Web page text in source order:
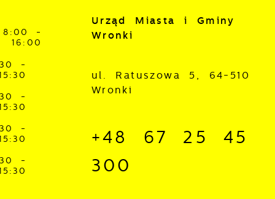
8:00 -
16:00
-
-
-
-
Urząd Miasta i Gminy
Wronki
ul. Ratuszowa 5, 64-510
Wronki
+48 67 25 45
300